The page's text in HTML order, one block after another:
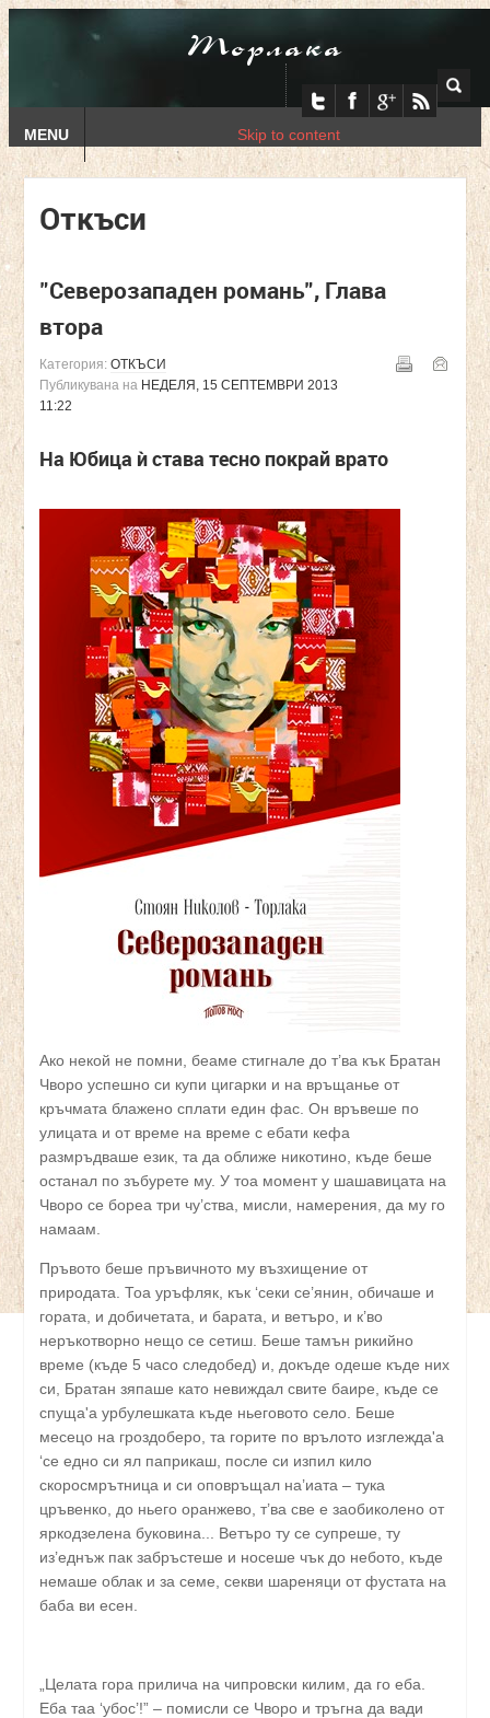
Торлака
MENU Skip to content
Откъси
"Северозападен романь", Глава
втора
Категория: ОТКЪСИ
Публикувана на НЕДЕЛЯ, 15 СЕПТЕМВРИ 2013
11:22
На Юбица ѝ става тесно покрай врато
Ако некой не помни, беаме стигнале до т’ва кък Братан
Чворо успешно си купи цигарки и на връщанье от
кръчмата блажено сплати един фас. Он връвеше по
улицата и от време на време с ебати кефа
размръдваше език, та да оближе никотино, къде беше
останал по зъбурете му. У тоа момент у шашавицата на
Чворо се бореа три чу’ства, мисли, намерения, да му го
намаам.
Пръвото беше пръвичното му възхищение от
природата. Тоа уръфляк, кък ‘секи се’янин, обичаше и
гората, и добичетата, и барата, и ветъро, и к’во
неръкотворно нещо се сетиш. Беше тамън рикийно
време (къде 5 часо следобед) и, докъде одеше къде них
си, Братан зяпаше като невиждал свите баире, къде се
спуща'а урбулешката къде ньеговото село. Беше
месецо на гроздоберо, та горите по врълото изглежда'а
‘се едно си ял паприкаш, после си изпил кило
скоросмрътница и си оповръщал на’иата – тука
цръвенко, до ньего оранжево, т’ва све е заобиколено от
яркодзелена буковина... Ветъро ту се супреше, ту
из’еднъж пак забръстеше и носеше чък до небото, къде
немаше облак и за семе, секви шареняци от фустата на
баба ви есен.
„Целата гора прилича на чипровски килим, да го еба.
Еба таа ‘убос’!” – помисли се Чворо и тръгна да вади